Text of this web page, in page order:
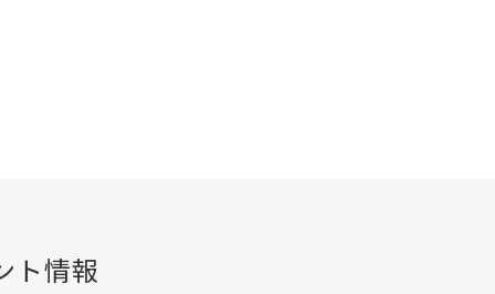
ト情報